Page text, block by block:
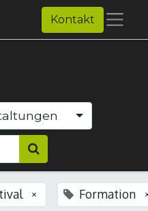
Kontakt
× Formation